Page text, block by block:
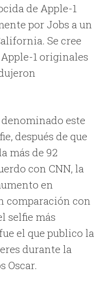
de Apple-1
por Jobs a un
Se cree
1 originales
este
después de que
más de 92
con CNN, la
en
comparación con
selfie más
el que publico la
durante la
Oscar.